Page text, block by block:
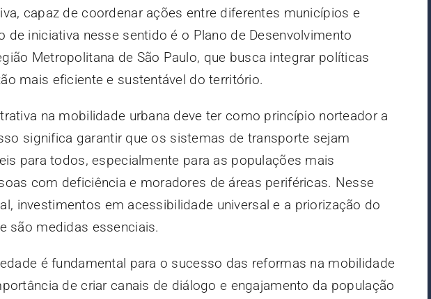
capaz de coordenar ações entre diferentes municípios e
de iniciativa nesse sentido é o Plano de Desenvolvimento
Metropolitana de São Paulo, que busca integrar políticas
mais eficiente e sustentável do território.
na mobilidade urbana deve ter como princípio norteador a
significa garantir que os sistemas de transporte sejam
para todos, especialmente para as populações mais
com deficiência e moradores de áreas periféricas. Nesse
investimentos em acessibilidade universal e a priorização do
são medidas essenciais.
é fundamental para o sucesso das reformas na mobilidade
de criar canais de diálogo e engajamento da população